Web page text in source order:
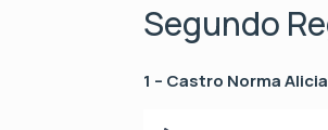
Segundo
1 – Castro Norma